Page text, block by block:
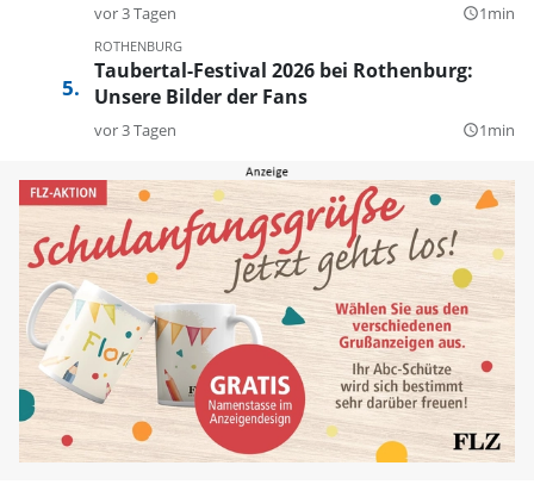
vor 3 Tagen query_builder1min
ROTHENBURG
Taubertal-Festival 2026 bei Rothenburg:
Unsere Bilder der Fans
vor 3 Tagen query_builder1min